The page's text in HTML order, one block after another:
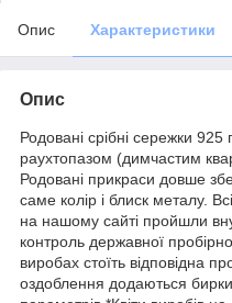
Опис Характеристики
Опис
Родовані срібні сережки
раухтопазом (димчастим
Родовані прикраси довше
саме колір і блиск металу.
на нашому сайті пройшли
контроль державної
виробах стоїть відповідна
оздоблення додаються бирки